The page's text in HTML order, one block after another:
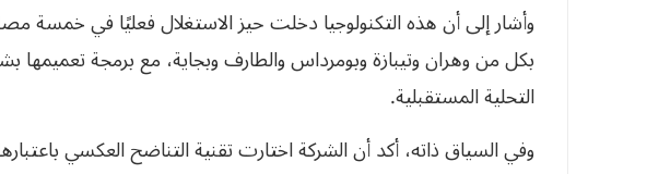
وأشار إلى أن هذه التكنولوجيا دخلت حيز الاستغلال فعليًا في خمسة
بكل من وهران وتيبازة وبومرداس والطارف وبجاية، مع برمجة
التحلية المستقبلية.
وفي السياق ذاته، أكد أن الشركة اختارت تقنية التناضح العكسي